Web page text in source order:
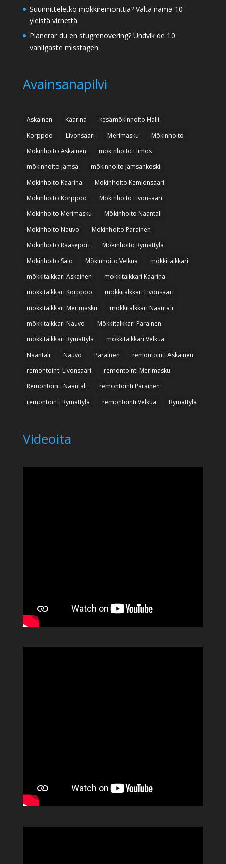
Suunnitteletko mökkiremonttia? Vältä nämä 10
yleistä virhettä
Planerar du en stugrenovering? Undvik de 10
vanligaste misstagen
Avainsanapilvi
Askainen Kaarina
kesämökinhoito Halli
Korppoo
Livonsaari Merimasku
Mökinhoito
Mökinhoito Askainen
mökinhoito Himos
mökinhoito Jämsä
mökinhoito Jämsänkoski
Mökinhoito Kaarina
Mökinhoito Kemiönsaari
Mökinhoito Korppoo
Mökinhoito Livonsaari
Mökinhoito Merimasku
Mökinhoito Naantali
Mökinhoito Nauvo
Mökinhoito Parainen
Mökinhoito Raasepori
Mökinhoito Rymättylä
Mökinhoito Salo
Mökinhoito Velkua
mökkitalkkari
mökkitalkkari Askainen
mökkitalkkari Kaarina
mökkitalkkari Korppoo
mökkitalkkari Livonsaari
mökkitalkkari Merimasku
mökkitalkkari Naantali
mökkitalkkari Nauvo
Mökkitalkkari Parainen
mökkitalkkari Rymättylä
mökkitalkkari Velkua
Naantali
Nauvo Parainen
remontointi Askainen
remontointi Livonsaari
remontointi Merimasku
Remontointi Naantali
remontointi Parainen
remontointi Rymättylä
remontointi Velkua Rymättylä
Videoita